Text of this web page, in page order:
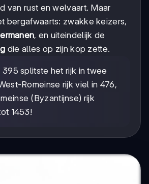
van rust en welvaart. Maar
bergafwaarts: zwakke keizers,
, en uiteindelijk de
die alles op zijn kop zette.
395 splitste het rijk in twee
Romeinse rijk viel in 476,
(Byzantijnse) rijk
1453!